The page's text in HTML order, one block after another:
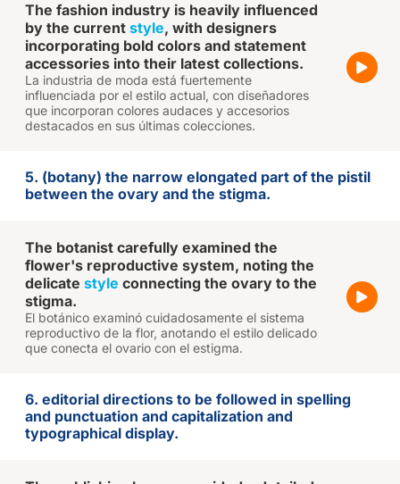
The fashion industry is heavily influenced
by the current style, with designers
incorporating bold colors and statement
accessories into their latest collections.
La industria de moda está fuertemente
influenciada por el estilo actual, con diseñadores
que incorporan colores audaces y accesorios
destacados en sus últimas colecciones.
5. (botany) the narrow elongated part of the pistil
between the ovary and the stigma.
The botanist carefully examined the
flower's reproductive system, noting the
delicate style connecting the ovary to the
stigma.
El botánico examinó cuidadosamente el sistema
reproductivo de la flor, anotando el estilo delicado
que conecta el ovario con el estigma.
6. editorial directions to be followed in spelling
and punctuation and capitalization and
typographical display.